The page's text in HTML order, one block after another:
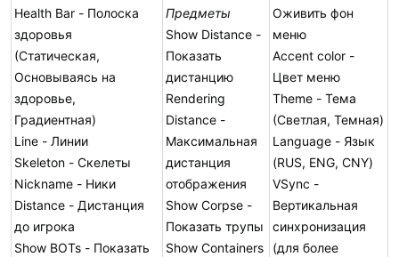
Health Bar - Полоска
здоровья
(Статическая,
Основываясь на
здоровье,
Градиентная)
Line - Линии
Skeleton - Скелеты
Nickname - Ники
Distance - Дистанция
до игрока
Show BOTs - Показать
Предметы
Show Distance -
Показать
дистанцию
Rendering
Distance -
Максимальная
дистанция
отображения
Show Corpse -
Показать трупы
Show Containers
Оживить фон
меню
Accent color -
Цвет меню
Theme - Тема
(Светлая, Темная)
Language - Язык
(RUS, ENG, CNY)
VSync -
Вертикальная
синхронизация
(для более